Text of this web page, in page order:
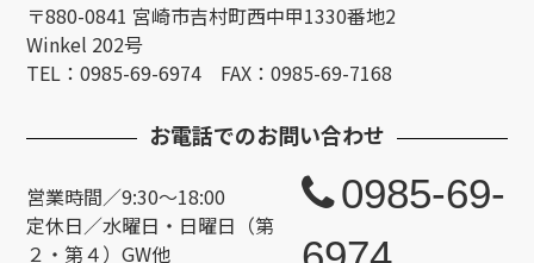
〒880-0841 宮崎市吉村町西中甲1330番地2
Winkel 202号
TEL：0985-69-6974 FAX：0985-69-7168
お電話でのお問い合わせ
営業時間／9:30～18:00
定休日／水曜日・日曜日（第
２・第４）GW他
0985-69-